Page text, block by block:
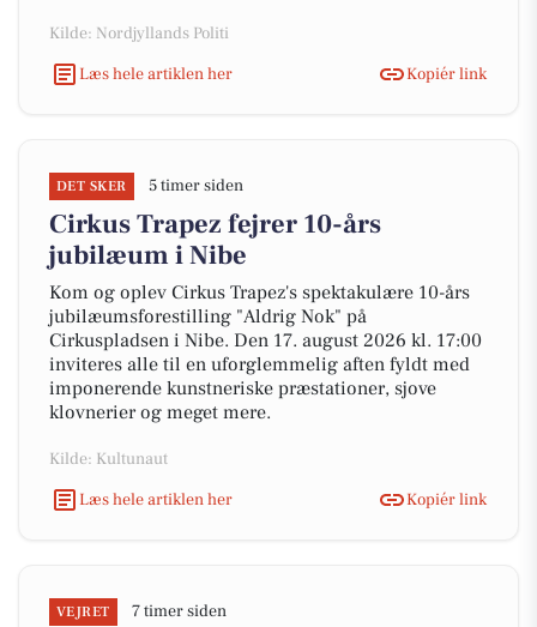
Kilde: Nordjyllands Politi
Læs hele artiklen her
Kopiér link
DET SKER 5 timer siden
Cirkus Trapez fejrer 10-års
jubilæum i Nibe
Kom og oplev Cirkus Trapez's spektakulære 10-års
jubilæumsforestilling "Aldrig Nok" på
Cirkuspladsen i Nibe. Den 17. august 2026 kl. 17:00
inviteres alle til en uforglemmelig aften fyldt med
imponerende kunstneriske præstationer, sjove
klovnerier og meget mere.
Kilde: Kultunaut
Læs hele artiklen her
Kopiér link
VEJRET 7 timer siden